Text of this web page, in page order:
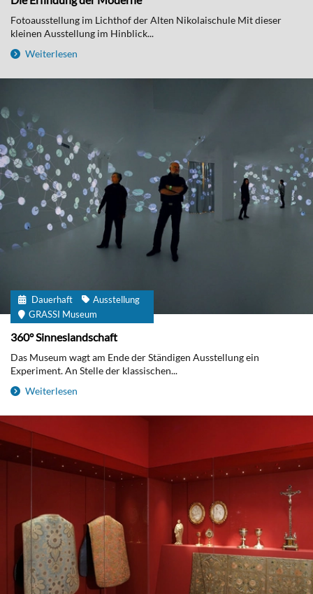
Fotoausstellung im Lichthof der Alten Nikolaischule Mit dieser
kleinen Ausstellung im Hinblick...
Weiterlesen
Dauerhaft
Ausstellung
GRASSI Museum
360° Sinneslandschaft
Das Museum wagt am Ende der Ständigen Ausstellung ein
Experiment. An Stelle der klassischen...
Weiterlesen